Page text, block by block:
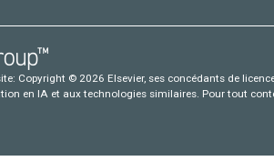
Copyright © 2026 Elsevier, ses concédants de
en IA et aux technologies similaires. Pour tout